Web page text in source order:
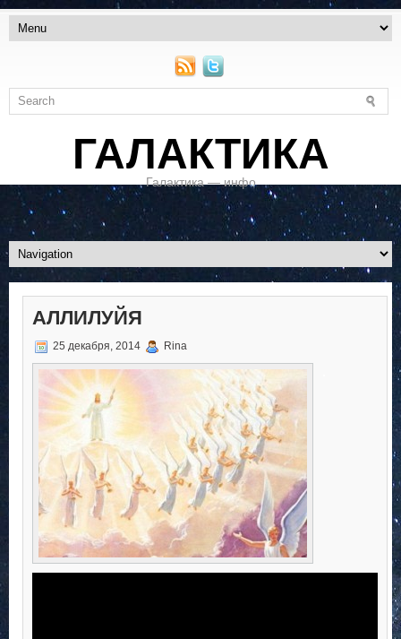
ГАЛАКТИКА
Галактика — инфо
АЛЛИЛУЙЯ
25 декабря, 2014 Rina